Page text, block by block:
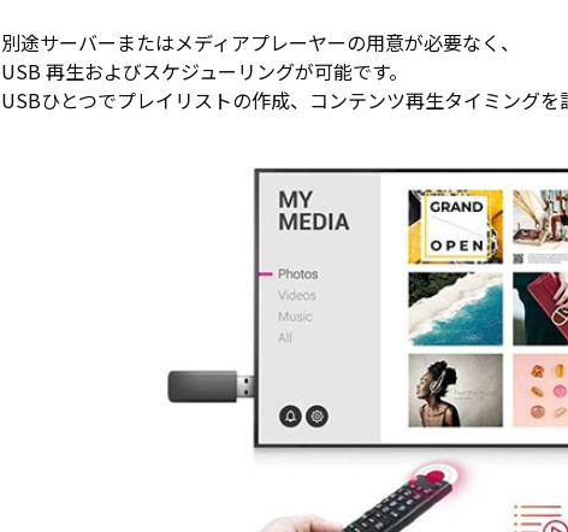
別途サーバーまたはメディアプレーヤーの用意が必要なく、
USB 再生およびスケジューリングが可能です。
USBひとつでプレイリストの作成、コンテンツ再生タイミングを